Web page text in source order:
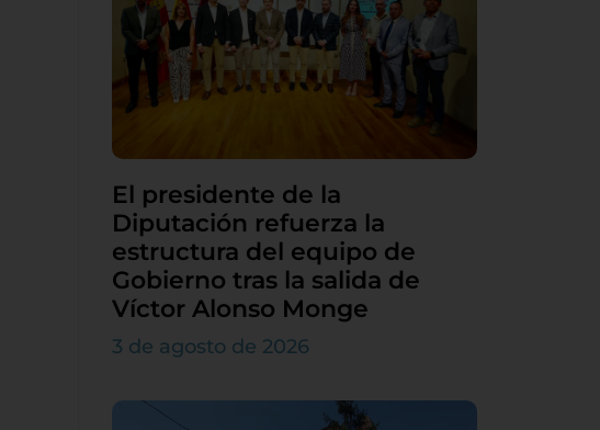
El presidente de la
Diputación refuerza la
estructura del equipo de
Gobierno tras la salida de
Víctor Alonso Monge
3 de agosto de 2026